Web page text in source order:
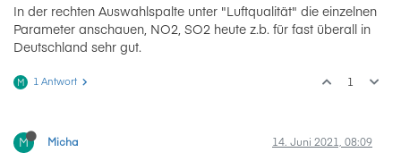
In der rechten Auswahlspalte unter "Luftqualität" die einzelnen
Parameter anschauen, NO2, SO2 heute z.b. für fast überall in
Deutschland sehr gut.
M 1 Antwort 1
M Micha 14. Juni 2021, 08:09